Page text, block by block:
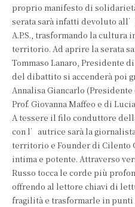
proprio manifesto di
serata sarà infatti devoluto
A.P.S., trasformando la cultura
territorio. Ad aprire la serata
Tommaso Lanaro, Presidente
del dibattito si accenderà poi
Annalisa Giancarlo
Prof. Giovanna Maffeo e di
A tessere il filo conduttore
con l’autrice sarà la
territorio e Founder di
intima e potente. Attraverso
Russo tocca le corde più
offrendo al lettore chiavi di
fragilità e trasformarle in punti